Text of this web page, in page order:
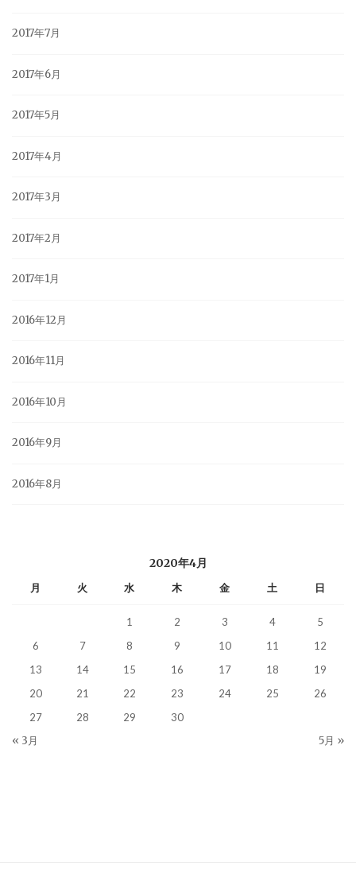
2017年7月
2017年6月
2017年5月
2017年4月
2017年3月
2017年2月
2017年1月
2016年12月
2016年11月
2016年10月
2016年9月
2016年8月
2020年4月
月 火 水 木 金 土 日
1 2 3 4
5
6
7 8 9 10 11
12
13
14 15 16 17 18
19
20
21 22 23 24 25
26
27
28 29 30
« 3月 5月 »